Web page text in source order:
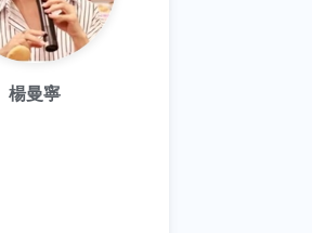
楊曼寧